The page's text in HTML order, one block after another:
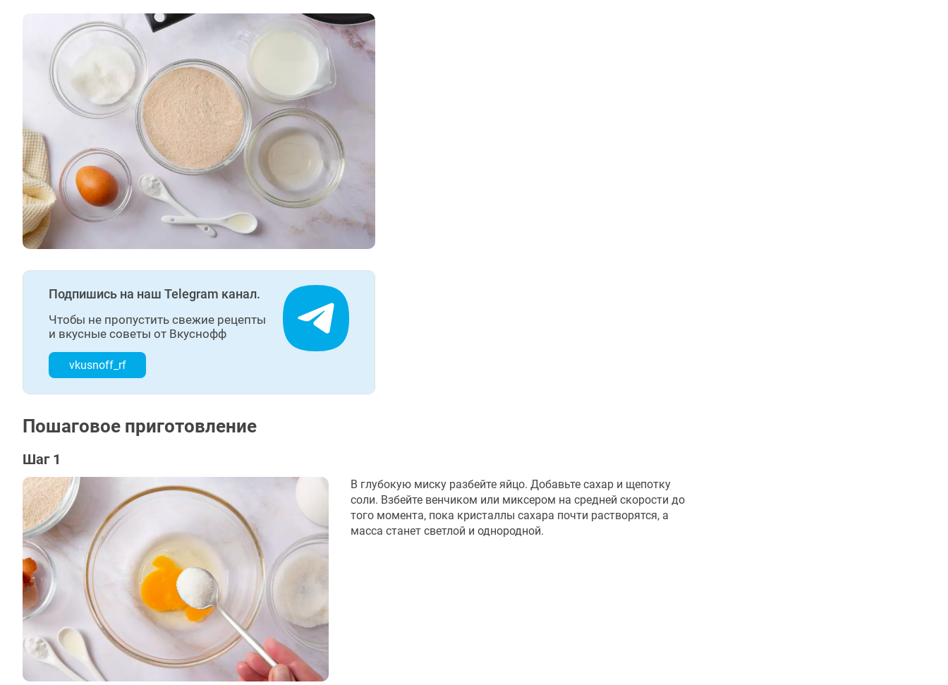
Подпишись на наш Telegram канал.
Чтобы не пропустить свежие рецепты
и вкусные советы от Вкуснофф
vkusnoff_rf
Пошаговое приготовление
Шаг 1
В глубокую миску разбейте яйцо. Добавьте сахар и щепотку
соли. Взбейте венчиком или миксером на средней скорости до
того момента, пока кристаллы сахара почти растворятся, а
масса станет светлой и однородной.